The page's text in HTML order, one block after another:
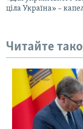
ціла Україна» –
Читайте